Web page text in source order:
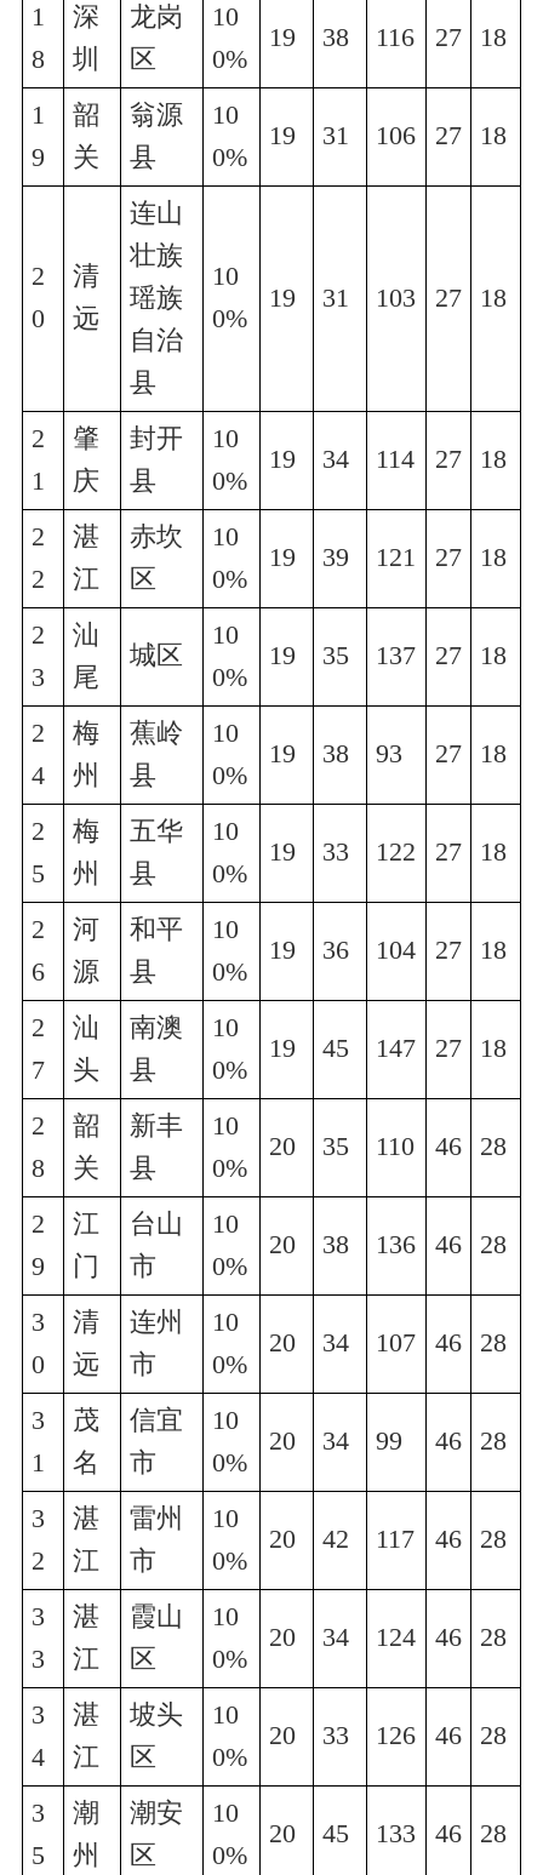
1
8
深
圳
龙岗
区
10
0%
19 38 116 27 18
1
9
韶
关
翁源
县
10
0%
19 31 106 27 18
2
0
清
远
连山
壮族
瑶族
自治
县
10
0%
19 31 103 27 18
2
1
肇
庆
封开
县
10
0%
19 34 114 27 18
2
2
湛
江
赤坎
区
10
0%
19 39 121 27 18
2
3
汕
尾
城区
10
0%
19 35 137 27 18
2
4
梅
州
蕉岭
县
10
0%
19 38 93 27 18
2
5
梅
州
五华
县
10
0%
19 33 122 27 18
2
6
河
源
和平
县
10
0%
19 36 104 27 18
2
7
汕
头
南澳
县
10
0%
19 45 147 27 18
2
8
韶
关
新丰
县
10
0%
20 35 110 46 28
2
9
江
门
台山
市
10
0%
20 38 136 46 28
3
0
清
远
连州
市
10
0%
20 34 107 46 28
3
1
茂
名
信宜
市
10
0%
20 34 99 46 28
3
2
湛
江
雷州
市
10
0%
20 42 117 46 28
3
3
湛
江
霞山
区
10
0%
20 34 124 46 28
3
4
湛
江
坡头
区
10
0%
20 33 126 46 28
3
5
潮
州
潮安
区
10
0%
20 45 133 46 28